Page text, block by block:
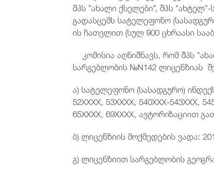
შპს ”ახალი ქსელები”, შპს
გადასცემს სატელეფონო
ის ჩათვლით (სულ 900 ცხრაასი
კომისია აღნიშნავს, რომ შპს
სარგებლობის №N142 ლიცენზიას
ა) სატელეფონო (სასადგურო)
52XXXX, 53XXXX, 540XXX-543XXX,
65XXXX, 69XXXX, ავტორიზაციით
ბ) ლიცენზიის მოქმედების ვადა:
გ) ლიცენზიით სარგებლობის